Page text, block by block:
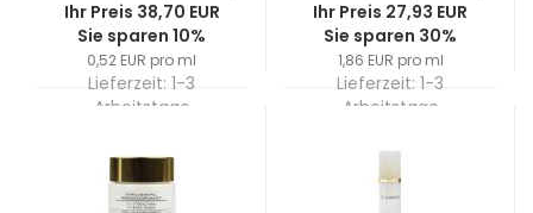
Ihr Preis 38,70 EUR
Sie sparen 10%
0,52 EUR pro ml
Lieferzeit: 1-3
Arbeitstage
Ihr Preis 27,93 EUR
Sie sparen 30%
1,86 EUR pro ml
Lieferzeit: 1-3
Arbeitstage